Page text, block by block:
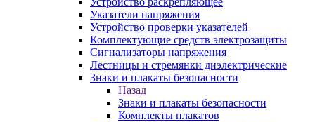
Указатели напряжения
Устройство проверки указателей
Комплектующие средств электрозащиты
Сигнализаторы напряжения
Лестницы и стремянки диэлектрические
Знаки и плакаты безопасности
Назад
Знаки и плакаты безопасности
Комплекты плакатов